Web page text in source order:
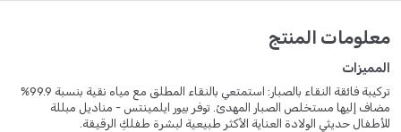
معلومات المنتج
المميزات
تركيبة فائقة النقاء بالصبار: استمتعي بالنقاء المطلق مع مياه نقية بنسبة 99.9%
مضاف إليها مستخلص الصبار المهدئ. توفر بيور ايلمينتس - مناديل مبللة
للأطفال حديثي الولادة العناية الأكثر طبيعية لبشرة طفلكِ الرقيقة.